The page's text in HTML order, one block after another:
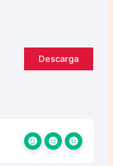
Descarga